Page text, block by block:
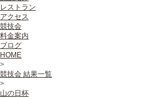
レストラン
アクセス
競技会
料金案内
ブログ
HOME
>
競技会 結果一覧
>
山の日杯